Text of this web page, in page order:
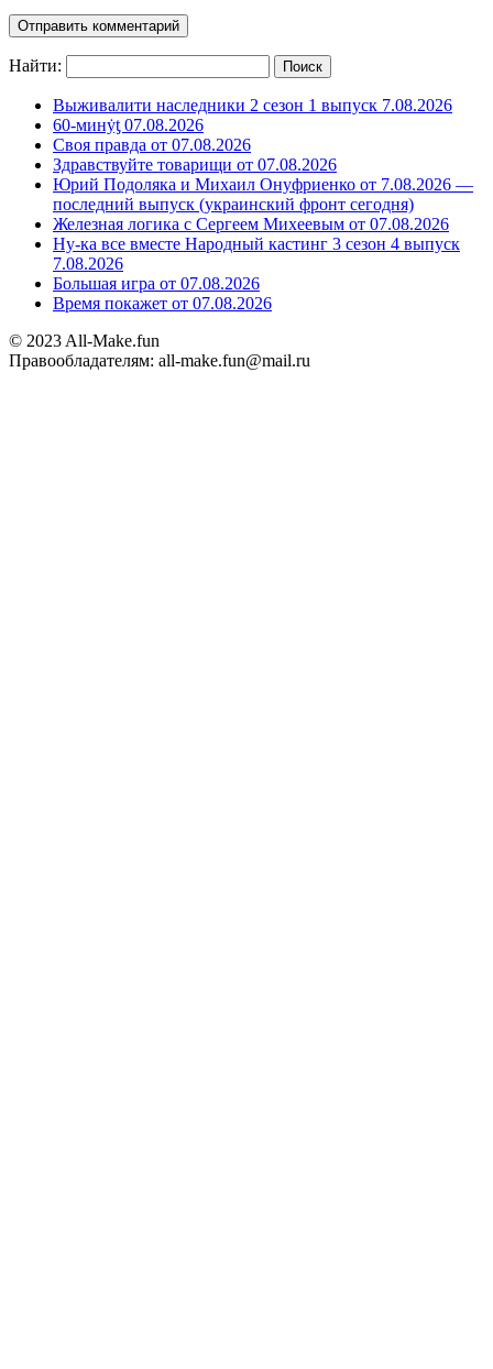
Найти:
Выживалити наследники 2 сезон 1 выпуск 7.08.2026
60-минẏƫ 07.08.2026
Своя правда от 07.08.2026
Здравствуйте товарищи от 07.08.2026
Юрий Подоляка и Михаил Онуфриенко от 7.08.2026 —
последний выпуск (украинский фронт сегодня)
Железная логика с Сергеем Михеевым от 07.08.2026
Ну-ка все вместе Народный кастинг 3 сезон 4 выпуск
7.08.2026
Большая игра от 07.08.2026
Время покажет от 07.08.2026
© 2023 All-Make.fun
Правообладателям: all-make.fun@mail.ru